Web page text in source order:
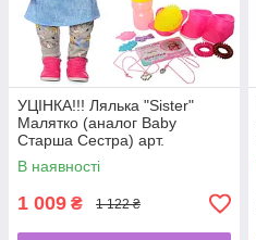
УЦІНКА!!! Лялька "Sister"
Малятко (аналог Baby
Старша Сестра) арт.
BLS007S-S-UA
В наявності
1 009 ₴ 1 122 ₴